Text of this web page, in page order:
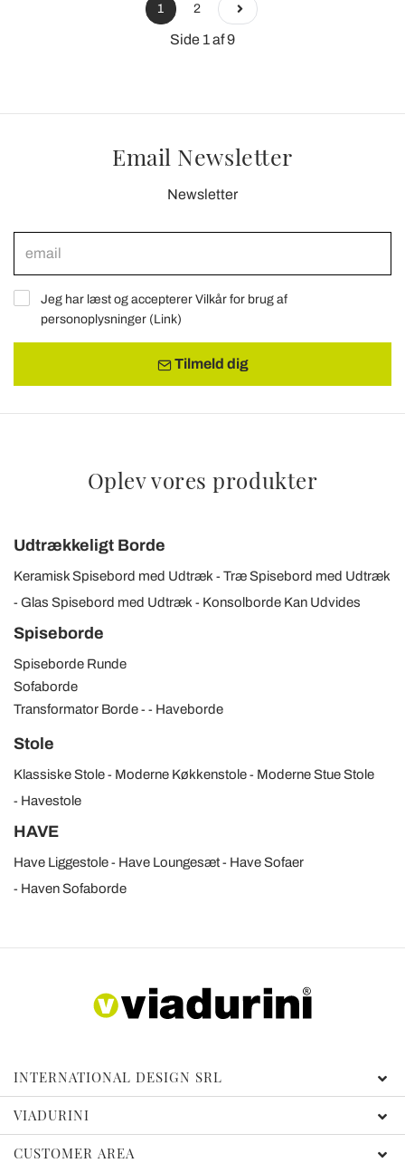
1 2
Side 1 af 9
Email Newsletter
Newsletter
Jeg har læst og accepterer Vilkår for brug af
personoplysninger (Link)
Tilmeld dig
Oplev vores produkter
Udtrækkeligt Borde
Keramisk Spisebord med Udtræk
Træ Spisebord med Udtræk
Glas Spisebord med Udtræk
Konsolborde Kan Udvides
Spiseborde
Spiseborde Runde
Sofaborde
Transformator Borde
Haveborde
Stole
Klassiske Stole Moderne Køkkenstole
Moderne Stue Stole
Havestole
HAVE
Have Liggestole Have Loungesæt
Have Sofaer
Haven Sofaborde
INTERNATIONAL DESIGN SRL
VIADURINI
CUSTOMER AREA